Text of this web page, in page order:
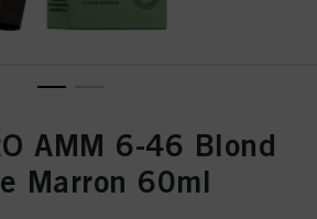
AMM 6-46 Blond
Marron 60ml